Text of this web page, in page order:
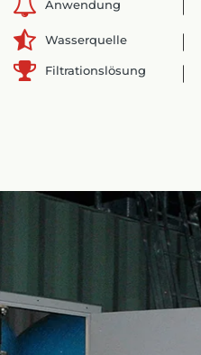
Anwendung
Wasserquelle
Filtrationslösung